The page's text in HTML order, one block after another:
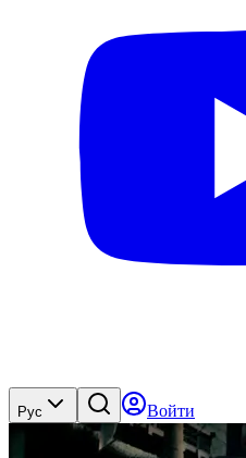
Рус Войти